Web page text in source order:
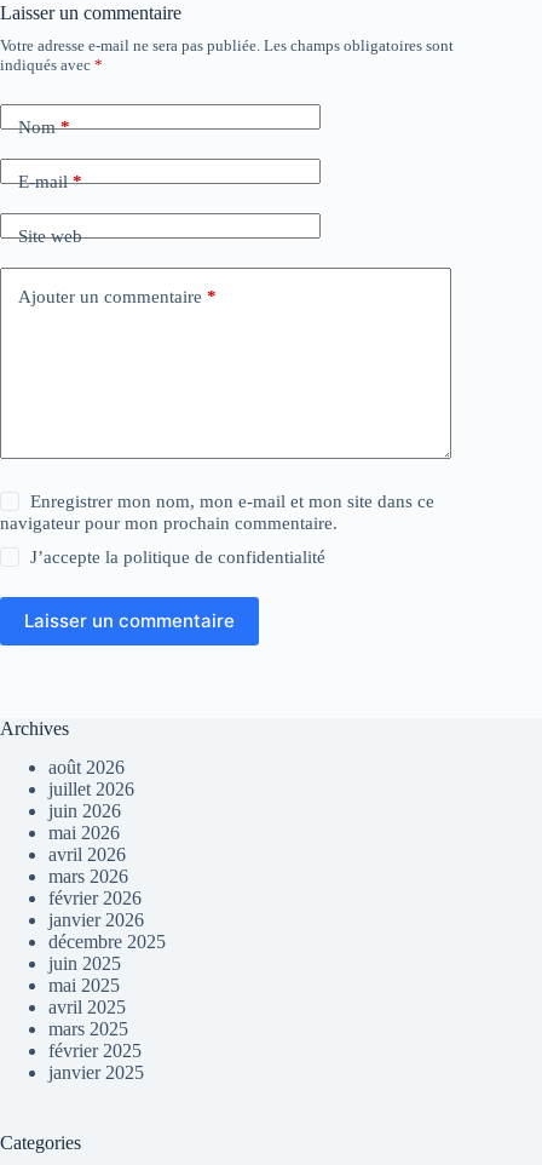
Laisser un commentaire
Votre adresse e-mail ne sera pas publiée. Les champs obligatoires sont
indiqués avec *
Nom*
E-mail*
Site web
Ajouter un commentaire *
Enregistrer mon nom, mon e-mail et mon site dans ce
navigateur pour mon prochain commentaire.
J’accepte lapolitique de confidentialité
Laisser un commentaire
Archives
août 2026
juillet 2026
juin 2026
mai 2026
avril 2026
mars 2026
février 2026
janvier 2026
décembre 2025
juin 2025
mai 2025
avril 2025
mars 2025
février 2025
janvier 2025
Categories